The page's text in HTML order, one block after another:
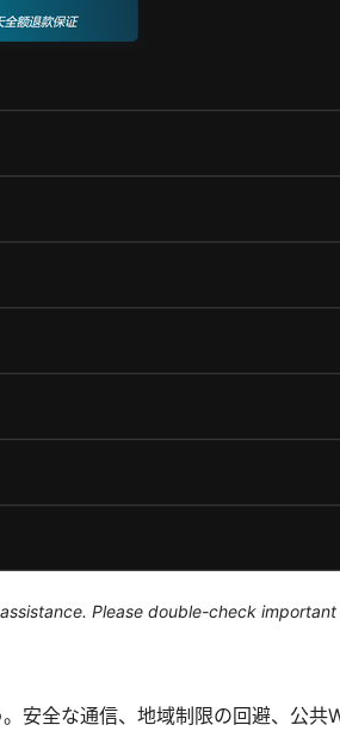
Please double-check
安全な通信、地域制限の回避、公